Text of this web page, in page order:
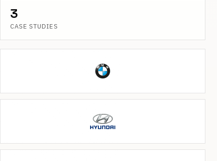
3
CASE STUDIES